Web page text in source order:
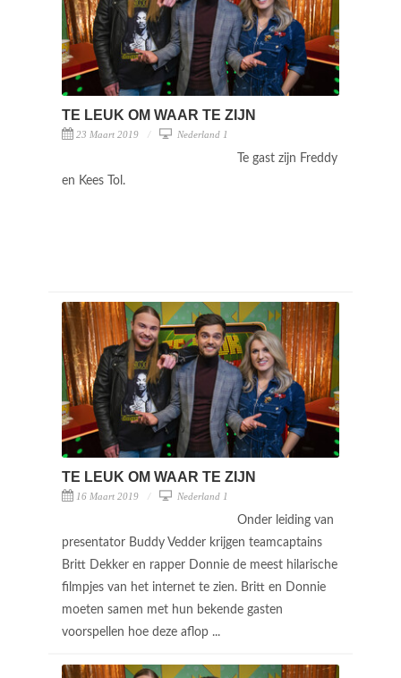
TE LEUK OM WAAR TE ZIJN
23 Maart 2019 Nederland 1
Te gast zijn Freddy
en Kees Tol.
TE LEUK OM WAAR TE ZIJN
16 Maart 2019 Nederland 1
Onder leiding van
presentator Buddy Vedder krijgen teamcaptains
Britt Dekker en rapper Donnie de meest hilarische
filmpjes van het internet te zien. Britt en Donnie
moeten samen met hun bekende gasten
voorspellen hoe deze aflop ...